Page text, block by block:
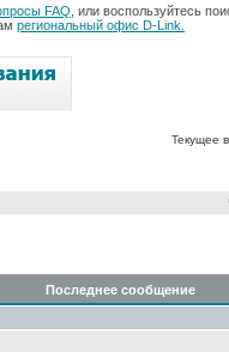
FAQ , или воспользуйтесь
региональный офис D-Link.
Текущее
Последнее сообщение